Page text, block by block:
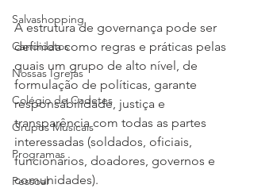
Salvashopping
Candidatos
Nossas Igrejas
Colégio de Cadetes
Grupos Musicais
Programas
Pessoal
A estrutura de governança pode ser
definida como regras e práticas pelas
quais um grupo de alto nível, de
formulação de políticas, garante
responsabilidade, justiça e
transparência com todas as partes
interessadas (soldados, oficiais,
funcionários, doadores, governos e
comunidades).